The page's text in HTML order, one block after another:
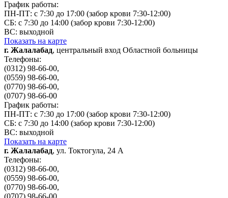
График работы:
ПН-ПТ: с 7:30 до 17:00 (забор крови 7:30-12:00)
СБ: с 7:30 до 14:00 (забор крови 7:30-12:00)
ВС: выходной
Показать на карте
г. Жалалабад, центральный вход Областной больницы
Телефоны:
(0312) 98-66-00,
(0559) 98-66-00,
(0770) 98-66-00,
(0707) 98-66-00
График работы:
ПН-ПТ: с 7:30 до 17:00 (забор крови 7:30-12:00)
СБ: с 7:30 до 14:00 (забор крови 7:30-12:00)
ВС: выходной
Показать на карте
г. Жалалабад, ул. Токтогула, 24 А
Телефоны:
(0312) 98-66-00,
(0559) 98-66-00,
(0770) 98-66-00,
(0707) 98-66-00